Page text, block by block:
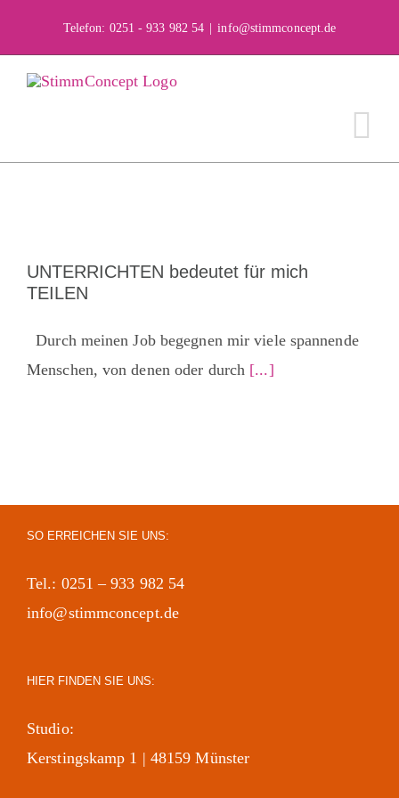
content
Telefon: 0251 - 933 982 54 info@stimmconcept.de
UNTERRICHTEN bedeutet für mich
TEILEN
Durch meinen Job begegnen mir viele spannende
Menschen, von denen oder durch [...]
SO ERREICHEN SIE UNS:
Tel.: 0251 – 933 982 54
info@stimmconcept.de
HIER FINDEN SIE UNS:
Studio:
Kerstingskamp 1 | 48159 Münster